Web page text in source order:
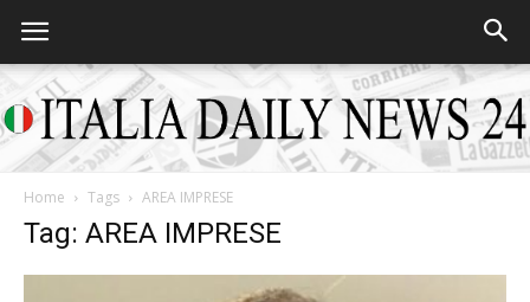
Italia
Home Tags AREA IMPRESE
Tag: AREA IMPRESE